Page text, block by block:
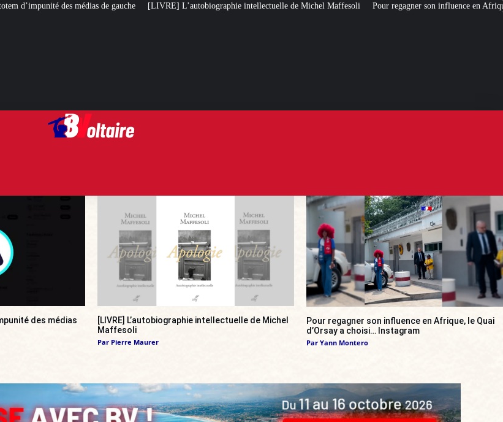
gauche [LIVRE] L’autobiographie intellectuelle de Michel Maffesoli Pour regagner son influence en Afrique, le Quai d’Orsay a
des médias
[LIVRE] L’autobiographie intellectuelle de Michel
Maffesoli
Par Pierre Maurer
Pour regagner son influence en Afrique, le Quai
d’Orsay a choisi… Instagram
Par Yann Montero